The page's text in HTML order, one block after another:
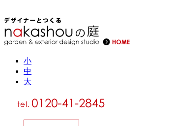
小
中
大